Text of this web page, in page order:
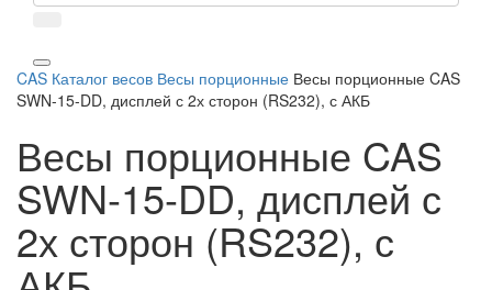
CAS Каталог весов Весы порционные Весы порционные CAS
SWN-15-DD, дисплей с 2х сторон (RS232), с АКБ
Весы порционные CAS
SWN-15-DD, дисплей с
2х сторон (RS232), с